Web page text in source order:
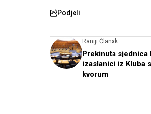
Podjeli
Raniji Članak
Prekinuta sjednica
izaslanici iz Kluba
kvorum